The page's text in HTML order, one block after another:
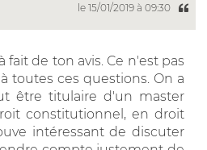
le 15/01/2019 à 09:30
fait de ton avis. Ce n'est pas
toutes ces questions. On a
être titulaire d'un master
constitutionnel, en droit
intéressant de discuter